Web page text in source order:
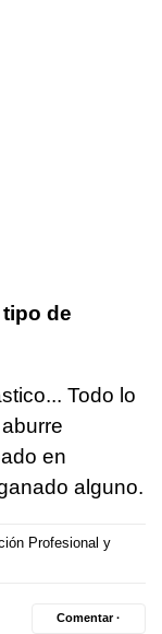
de
Todo lo
en
alguno.
Profesional y
Comentar ·